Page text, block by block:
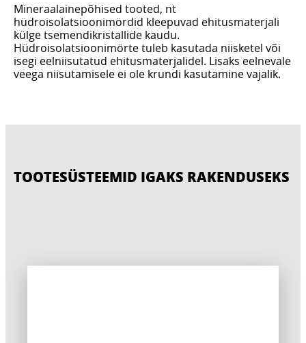
Mineraalainepõhised tooted, nt
hüdroisolatsioonimördid kleepuvad ehitusmaterjali
külge tsemendikristallide kaudu.
Hüdroisolatsioonimörte tuleb kasutada niisketel või
isegi eelniisutatud ehitusmaterjalidel. Lisaks eelnevale
veega niisutamisele ei ole krundi kasutamine vajalik.
TOOTESÜSTEEMID IGAKS RAKENDUSEKS